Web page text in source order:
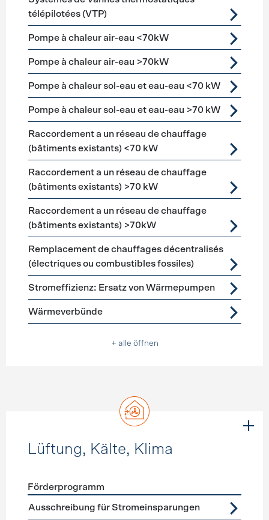
télépilotées (VTP)
Pompe à chaleur air-eau <70kW
Pompe à chaleur air-eau >70kW
Pompe à chaleur sol-eau et eau-eau <70 kW
Pompe à chaleur sol-eau et eau-eau >70 kW
Raccordement a un réseau de chauffage
(bâtiments existants) <70 kW
Raccordement a un réseau de chauffage
(bâtiments existants) >70 kW
Raccordement a un réseau de chauffage
(bâtiments existants) >70kW
Remplacement de chauffages décentralisés
(électriques ou combustibles fossiles)
Stromeffizienz: Ersatz von Wärmepumpen
Wärmeverbünde
+ alle öffnen
Lüftung, Kälte, Klima
Förderprogramme Lüftung, Kälte, Klima
Förderprogramm
Ausschreibung für Stromeinsparungen